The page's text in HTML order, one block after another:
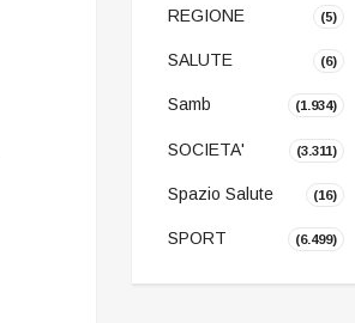
REGIONE (5)
SALUTE (6)
Samb (1.934)
SOCIETA' (3.311)
Spazio Salute (16)
SPORT (6.499)